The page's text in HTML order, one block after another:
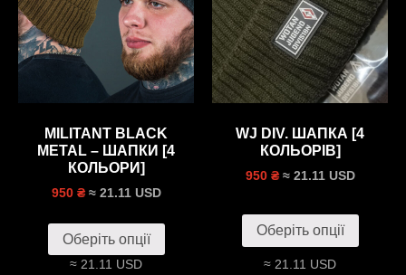
MILITANT BLACK
METAL – ШАПКИ [4
КОЛЬОРИ]
950 ₴ ≈ 21.11 USD
Оберіть опції
≈ 21.11 USD
WJ DIV. ШАПКА [4
КОЛЬОРIВ]
950 ₴ ≈ 21.11 USD
Оберіть опції
≈ 21.11 USD